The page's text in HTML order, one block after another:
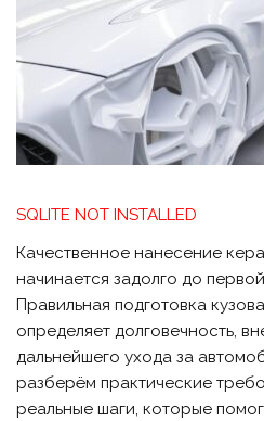
SQLITE NOT INSTALLED
Качественное нанесение
начинается задолго до
Правильная подготовка
определяет долговечность,
дальнейшего ухода за
разберём практические
реальные шаги, которые